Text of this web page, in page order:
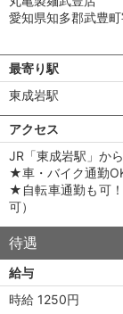
愛知県知多郡武豊
最寄り駅
東成岩駅
アクセス
JR「東成岩駅」か
★車・バイク通勤
★自転車通勤も可
可）
待遇
給与
時給 1250円